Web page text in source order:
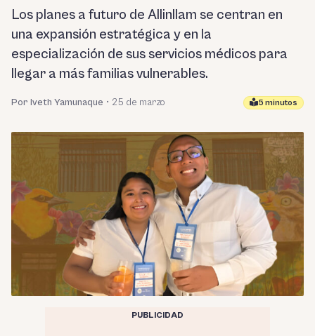
Los planes a futuro de Allinllam se centran en
una expansión estratégica y en la
especialización de sus servicios médicos para
llegar a más familias vulnerables.
Por Iveth Yamunaque • 25 de marzo 5 minutos
PUBLICIDAD